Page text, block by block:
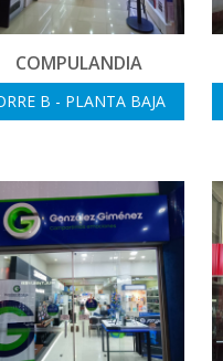
COMPULANDIA
B - PLANTA BAJA